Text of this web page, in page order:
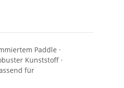
Paddle ·
Kunststoff ·
für